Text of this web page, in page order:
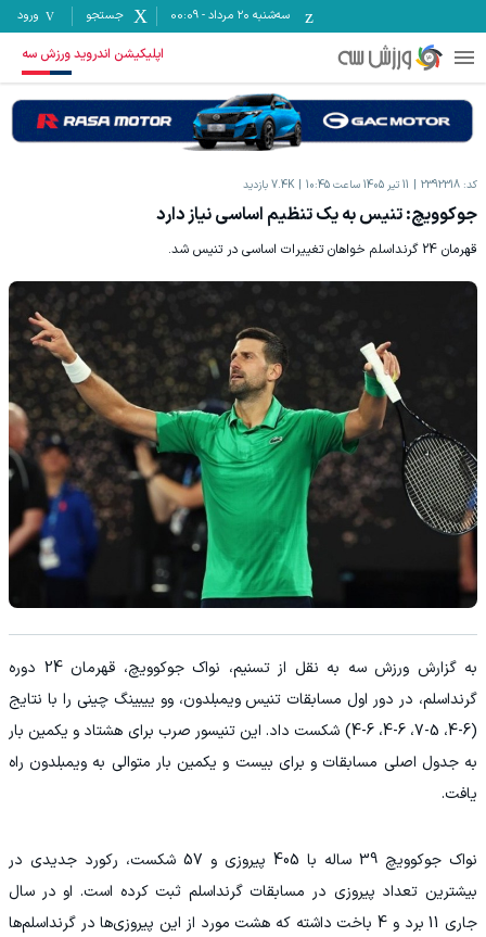
سه‌شنبه ۲۰ مرداد -
00:09 جستجو ورود
اپلیکیشن اندروید ورزش سه
کد: 2392318 11 تیر 1405 ساعت 10:45 7.4K بازدید
جوکوویچ: تنیس به یک تنظیم اساسی نیاز دارد
قهرمان 24 گرنداسلم خواهان تغییرات اساسی در تنیس شد.
به گزارش ورزش سه به نقل از تسنیم، نواک جوکوویچ، قهرمان 24 دوره
گرنداسلم، در دور اول مسابقات تنیس ویمبلدون، وو ییبینگ چینی را با نتایج
(6-4، 5-7، 6-4، 6-4) شکست داد. این تنیسور صرب برای هشتاد و یکمین بار
به جدول اصلی مسابقات و برای بیست و یکمین بار متوالی به ویمبلدون راه
یافت.
نواک جوکوویچ 39 ساله با 405 پیروزی و 57 شکست، رکورد جدیدی در
بیشترین تعداد پیروزی در مسابقات گرنداسلم ثبت کرده است. او در سال
جاری 11 برد و 4 باخت داشته که هشت مورد از این پیروزی‌ها در گرنداسلم‌ها